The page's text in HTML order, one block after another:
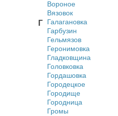
Вороное
Вязовок
Г
Галагановка
Гарбузин
Гельмязов
Геронимовка
Гладковщина
Головковка
Гордашовка
Городецкое
Городище
Городница
Громы